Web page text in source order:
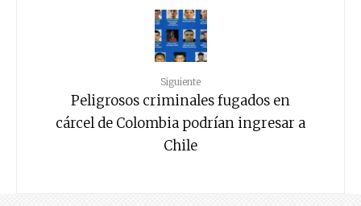
Siguiente
Peligrosos criminales fugados en
cárcel de Colombia podrían ingresar a
Chile